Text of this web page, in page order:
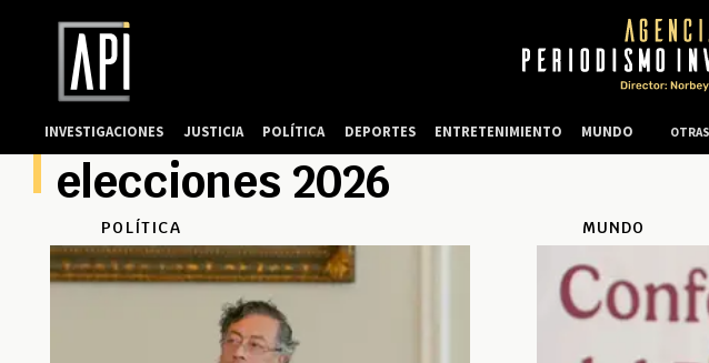
elecciones 2026
POLÍTICA MUNDO
INVESTIGACIONES JUSTICIA POLÍTICA DEPORTES ENTRETENIMIENTO MUNDO